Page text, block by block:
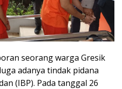
seorang warga Gresik
adanya tindak pidana
(IBP). Pada tanggal 26